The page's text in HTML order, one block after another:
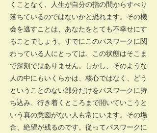
くことなく、人生が自分の指の間からすべり
落ちているのではないかと恐れます。その機
会を逃すことは、あなたをとても不幸せにす
ることでしょう。すでにこのパスワークに関
わっている人にとっては、この状態はそこま
で深刻ではありません。しかし、そのような
人の中にもいくらかは、核心ではなく、どう
ということのない部分だけをパスワークに持
ち込み、行き着くところまで開いていこうと
いう真の意図がない人も常にいます。その場
合、絶望が残るのです。従ってパスワークに